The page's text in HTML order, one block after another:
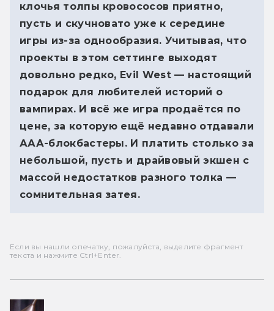
клочья толпы кровососов приятно,
пусть и скучновато уже к середине
игры из-за однообразия. Учитывая, что
проекты в этом сеттинге выходят
довольно редко, Evil West — настоящий
подарок для любителей историй о
вампирах. И всё же игра продаётся по
цене, за которую ещё недавно отдавали
ААА-блокбастеры. И платить столько за
небольшой, пусть и драйвовый экшен с
массой недостатков разного толка —
сомнительная затея.
Если вы нашли опечатку, пожалуйста, выделите фрагмент
текста и нажмите Ctrl+Enter.